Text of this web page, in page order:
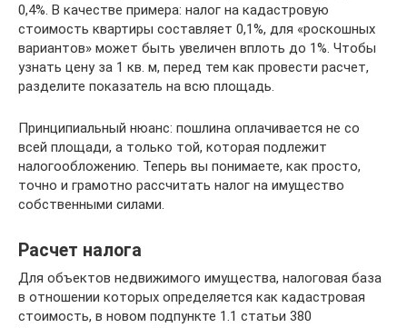
0,4%. В качестве примера: налог на кадастровую
стоимость квартиры составляет 0,1%, для «роскошных
вариантов» может быть увеличен вплоть до 1%. Чтобы
узнать цену за 1 кв. м, перед тем как провести расчет,
разделите показатель на всю площадь.
Принципиальный нюанс: пошлина оплачивается не со
всей площади, а только той, которая подлежит
налогообложению. Теперь вы понимаете, как просто,
точно и грамотно рассчитать налог на имущество
собственными силами.
Расчет налога
Для объектов недвижимого имущества, налоговая база
в отношении которых определяется как кадастровая
стоимость, в новом подпункте 1.1 статьи 380